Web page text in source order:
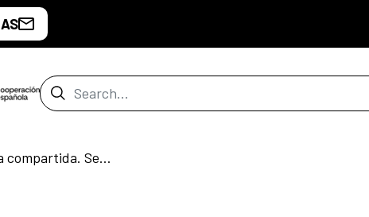
Search Bar
Trazando una Amazonía compartida. Selección